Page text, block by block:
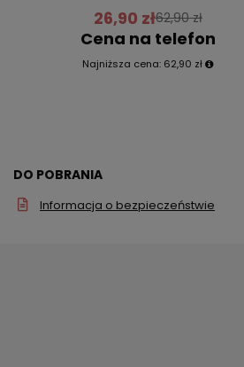
26,90 zł62,90 zł
Cena na telefon
Najniższa cena: 62,90 zł
DO POBRANIA
Informacja o bezpieczeństwie